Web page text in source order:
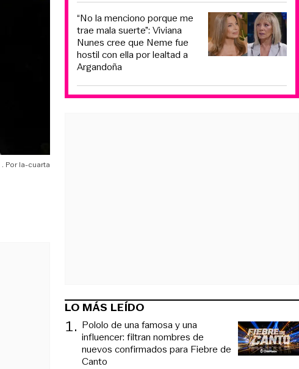
la-cuarta
“No la menciono porque me
trae mala suerte”: Viviana
Nunes cree que Neme fue
hostil con ella por lealtad a
Argandoña
LO MÁS LEÍDO
1. Pololo de una famosa y una
influencer: filtran nombres de
nuevos confirmados para Fiebre de
Canto